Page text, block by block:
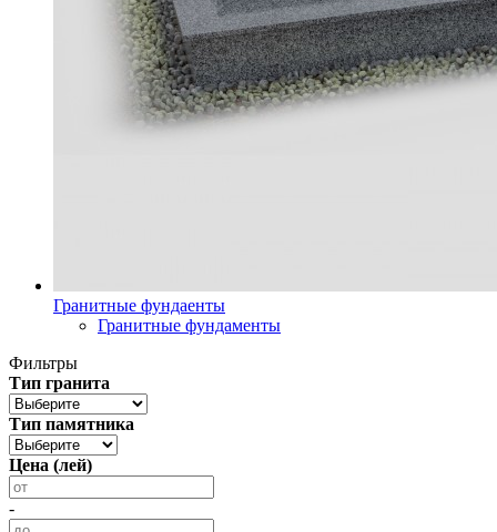
Гранитные фундаенты
Гранитные фундаменты
Фильтры
Тип гранита
Тип памятника
Цена (лей)
-